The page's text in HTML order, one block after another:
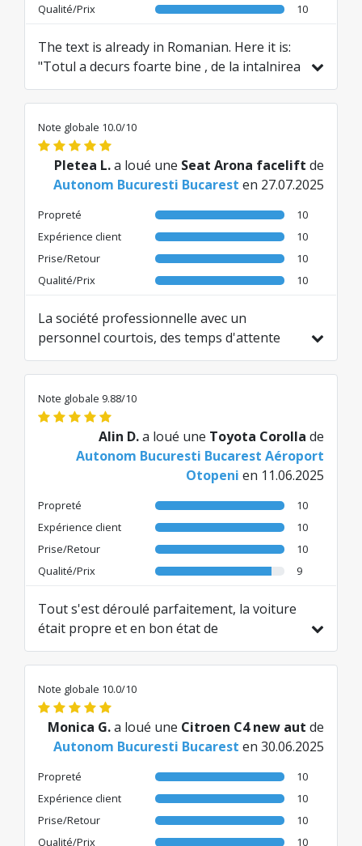
Qualité/Prix
10
The text is already in Romanian. Here it is:
"Totul a decurs foarte bine , de la intalnirea
cu agentul pana la predarea masinii. Fara
costuri neasteptate. Personalul foarte
amabil si profesionist. Cu siguranta vom
apela tot la ei data viitoare."
Traduit de EN par AI
Note globale 10.0/10
Pletea L.a loué une Seat Arona facelift de
Autonom Bucuresti Bucarest en 27.07.2025
Propreté
10
Expérience client
10
Prise/Retour
10
Qualité/Prix
10
La société professionnelle avec un
personnel courtois, des temps d'attente
courts, des voitures de nouvelle génération
et propres. Je suis satisfait.
Traduit de RO par AI
Note globale 9.88/10
Alin D.a loué une Toyota Corolla de
Autonom Bucuresti Bucarest Aéroport
Otopeni en 11.06.2025
Propreté
10
Expérience client
10
Prise/Retour
10
Qualité/Prix
9
Tout s'est déroulé parfaitement, la voiture
était propre et en bon état de
fonctionnement. Le personnel Autonom a
été extrêmement aimable. Merci!
Traduit de RO par AI
Note globale 10.0/10
Monica G.a loué une Citroen C4 new aut de
Autonom Bucuresti Bucarest en 30.06.2025
Propreté
10
Expérience client
10
Prise/Retour
10
Qualité/Prix
10